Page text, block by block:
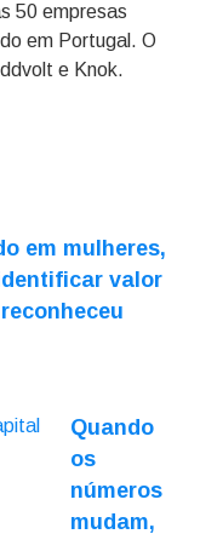
50 empresas
em Portugal. O
e Knok.
em mulheres,
valor
Quando
os
números
mudam,